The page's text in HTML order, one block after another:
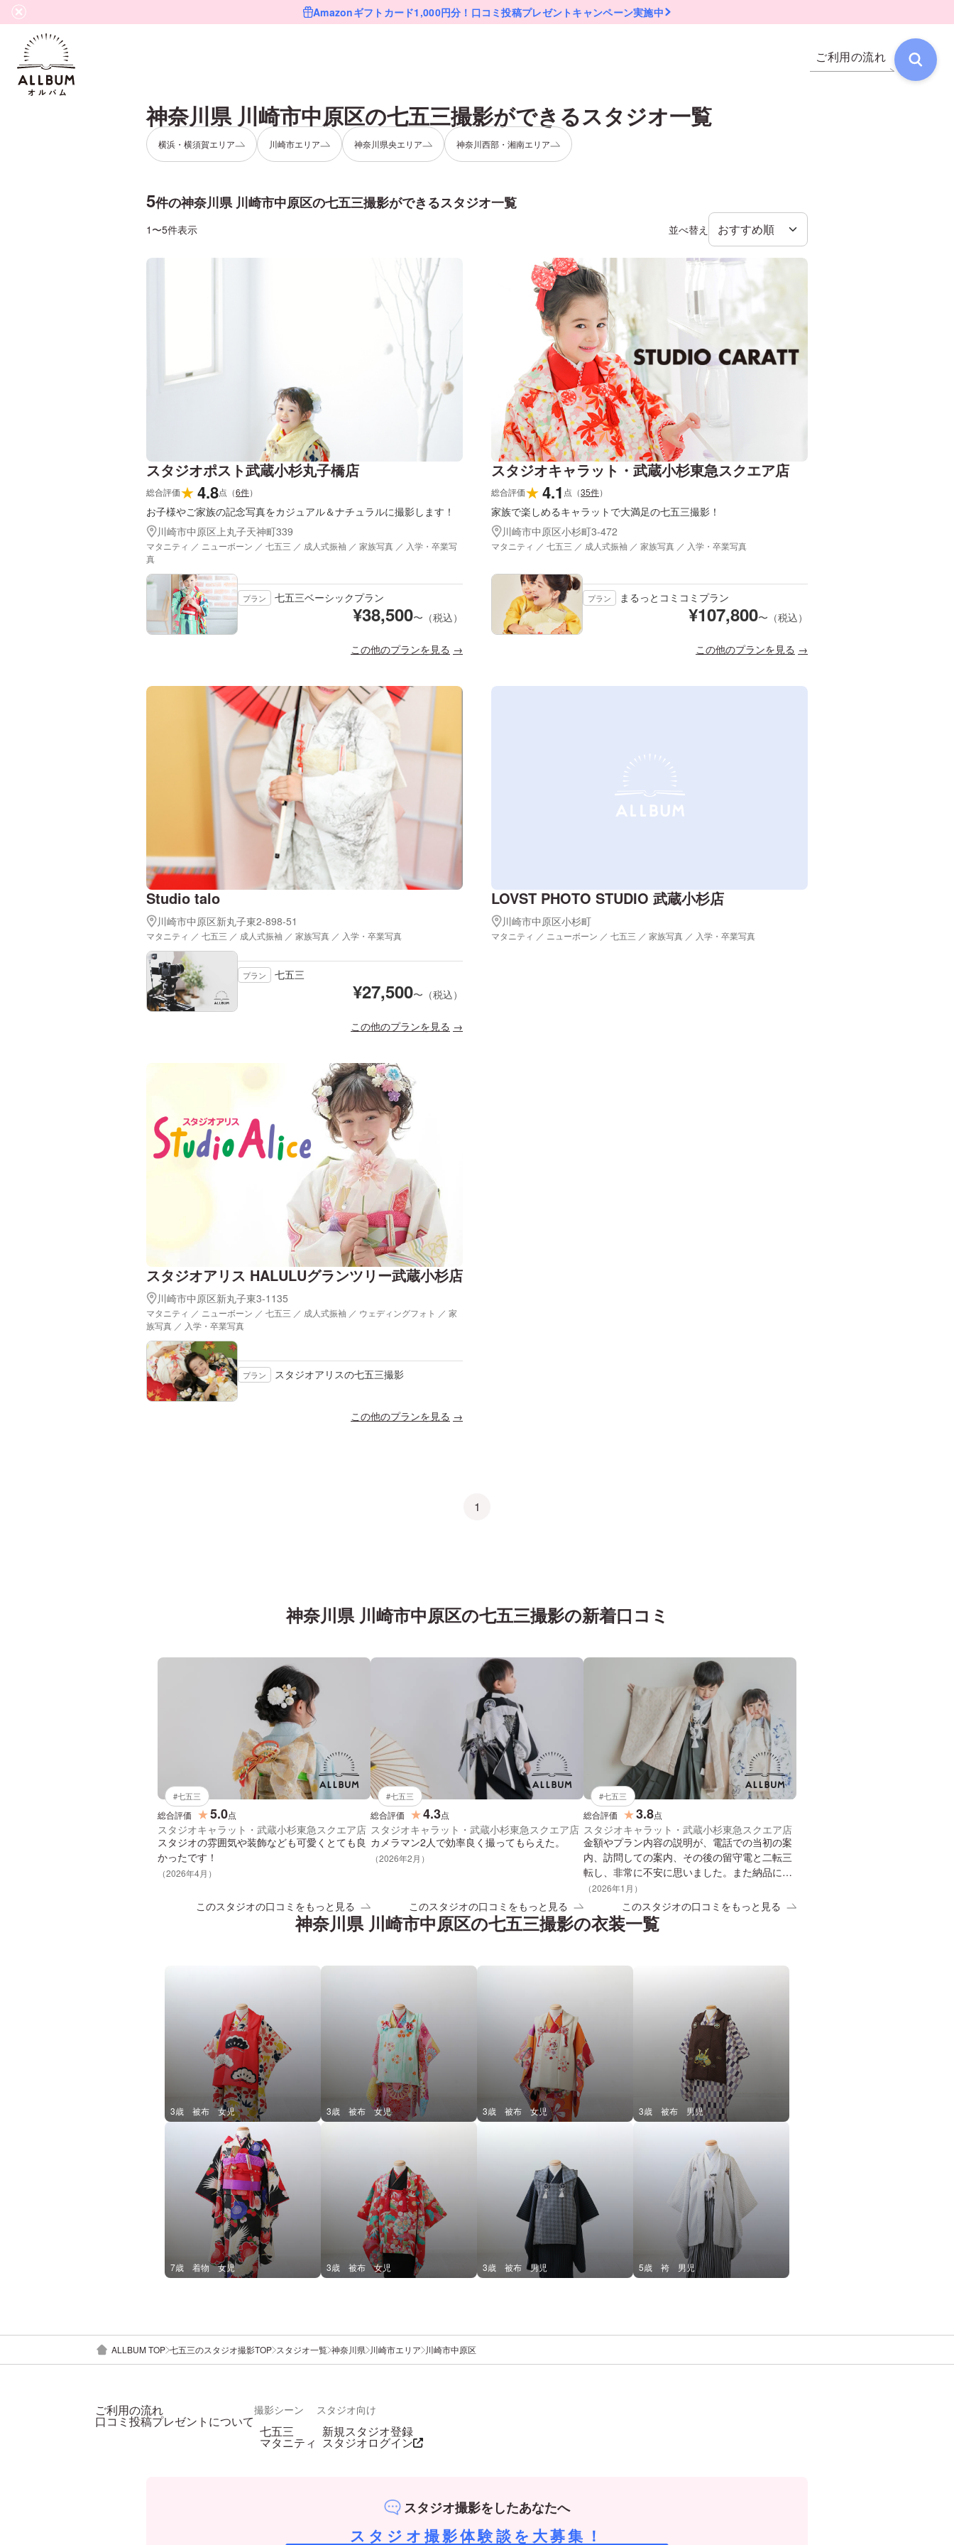
Amazonギフトカード1,000円分！ 口コミ投稿プレゼントキャンペーン実施中
ご利用の流れ
神奈川県 川崎市中原区の七五三撮影ができるスタジオ一覧
横浜・横須賀エリア 川崎市エリア 神奈川県央エリア 神奈川西部・湘南エリア
5件の神奈川県 川崎市中原区の七五三撮影ができるスタジオ一覧
1〜5件表示 並べ替え
スタジオポスト武蔵小杉丸子橋店
総合評価★4.8点 （6件）
お子様やご家族の記念写真をカジュアル＆ナチュラルに撮影します！
川崎市中原区上丸子天神町339
マタニティ ／ ニューボーン ／ 七五三 ／ 成人式振袖 ／ 家族写真 ／ 入学・卒業写
真
プラン 七五三ベーシックプラン
¥38,500〜（税込）
この他のプランを見る
スタジオキャラット・武蔵小杉東急スクエア店
総合評価★4.1 点 （35件）
家族で楽しめるキャラットで大満足の七五三撮影！
川崎市中原区小杉町3-472
マタニティ ／ 七五三 ／ 成人式振袖 ／ 家族写真 ／ 入学・卒業写真
プラン まるっとコミコミプラン
¥107,800〜（税込）
この他のプランを見る
Studio talo
川崎市中原区新丸子東2-898-51
マタニティ ／ 七五三 ／ 成人式振袖 ／ 家族写真 ／ 入学・卒業写真
プラン 七五三
¥27,500〜（税込）
この他のプランを見る
LOVST PHOTO STUDIO 武蔵小杉店
川崎市中原区小杉町
マタニティ ／ ニューボーン ／ 七五三 ／ 家族写真 ／ 入学・卒業写真
スタジオアリス HALULUグランツリー武蔵小杉店
川崎市中原区新丸子東3-1135
マタニティ ／ ニューボーン ／ 七五三 ／ 成人式振袖 ／ ウェディングフォト ／ 家
族写真 ／ 入学・卒業写真
プラン スタジオアリスの七五三撮影
この他のプランを見る
1
神奈川県 川崎市中原区の七五三撮影の新着口コミ
#七五三
総合評価 ★5.0点
スタジオキャラット・武蔵小杉東急スクエア店
スタジオの雰囲気や装飾なども可愛くとても良
かったです！
（2026年4月）
このスタジオの口コミをもっと見る
#七五三
総合評価 ★4.3点
スタジオキャラット・武蔵小杉東急スクエア店
カメラマン2人で効率良く撮ってもらえた。
（2026年2月）
このスタジオの口コミをもっと見る
#七五三
総合評価 ★3.8点
スタジオキャラット・武蔵小杉東急スクエア店
金額やプラン内容の説明が、電話での当初の案
内、訪問しての案内、その後の留守電と二転三
転し、非常に不安に思いました。また納品につ
いての案内が最後までなく、撮影後に電話で問
い合わせるとこれからご案内、とおっしゃって
いたのにそれでもご連絡なく、さらに問い合わ
せることになりました。 当日の撮影や着付けの
プランやオプションをわかりやすく設定する
等、ミスの起きない対応を望みます。 無事に撮
影を終えられホッとしています。お世話になり
まして、ありがとうございました。
（2026年1 月）
このスタジオの口コミをもっと見る
神奈川県 川崎市中原区の七五三撮影の衣装一覧
3歳 被布 女児 3歳 被布 女児 3歳 被布 女児 3歳 被布 男児
7歳 着物 女児 3歳 被布 女児 3歳 被布 男児 5歳 袴 男児
ALLBUM TOP 七五三のスタジオ撮影TOP スタジオ一覧 神奈川県 川崎市エリア 川崎市中原区
ご利用の流れ
口コミ投稿プレゼントについて
撮影シーン
七五三
マタニティ
スタジオ向け
新規スタジオ登録
スタジオログイン
スタジオ撮影をしたあなたへ
スタジオ撮影体験談を大募集！